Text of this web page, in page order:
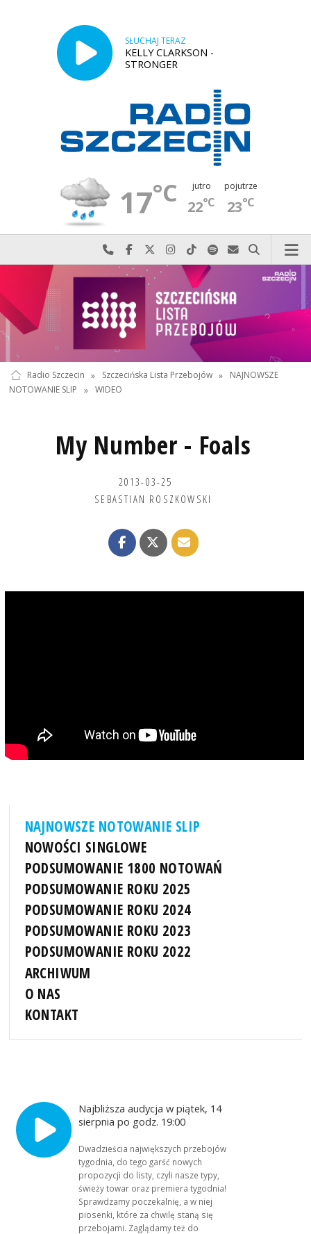
SŁUCHAJ TERAZ
KELLY CLARKSON -
STRONGER
17°C jutro
22°C
pojutrze
23°C
Najlepiej po prostu do nas zadzwoń
Odwiedź nas na Facebook-u
Odwiedź nas na X
Odwiedź nas na Instagram-ie
Odwiedź nas na TikTok-u
Szukaj nas na Spotify
Wyślij do nas
Szukaj
Radio Szczecin » Szczecińska Lista Przebojów »
NAJNOWSZE
NOTOWANIE SLIP
» WIDEO
My Number - Foals
2013-03-25
SEBASTIAN ROSZKOWSKI
NAJNOWSZE NOTOWANIE SLIP
NOWOŚCI SINGLOWE
PODSUMOWANIE 1800 NOTOWAŃ
PODSUMOWANIE ROKU 2025
PODSUMOWANIE ROKU 2024
PODSUMOWANIE ROKU 2023
PODSUMOWANIE ROKU 2022
ARCHIWUM
O NAS
KONTAKT
Najbliższa audycja w piątek, 14
sierpnia po godz. 19:00
Dwadzieścia największych przebojów
tygodnia, do tego garść nowych
propozycji do listy, czyli nasze typy,
świeży towar oraz premiera tygodnia!
Sprawdzamy poczekalnię, a w niej
piosenki, które za chwilę staną się
przebojami. Zaglądamy też do